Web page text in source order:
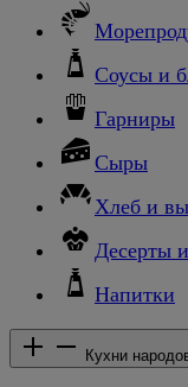
Соусы и
Гарниры
Сыры
Хлеб и
Десерты
Напитки
Кухни